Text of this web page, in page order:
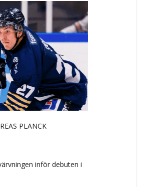
PLANCK
inför debuten i